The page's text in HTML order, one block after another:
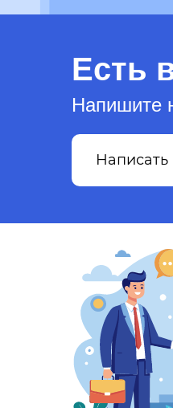
Есть
Напишите